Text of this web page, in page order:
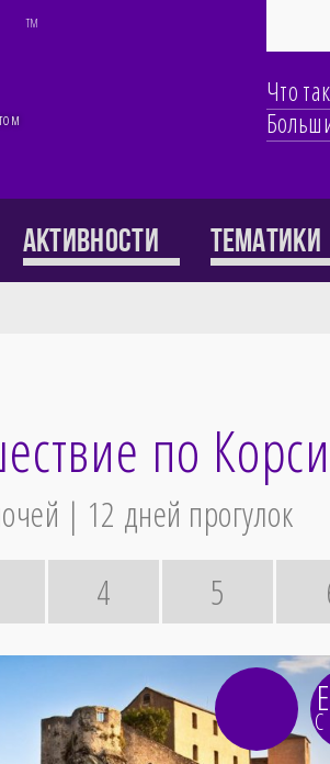
TM
Что
по
12 дней прогулок
4 5
Активности Тематики